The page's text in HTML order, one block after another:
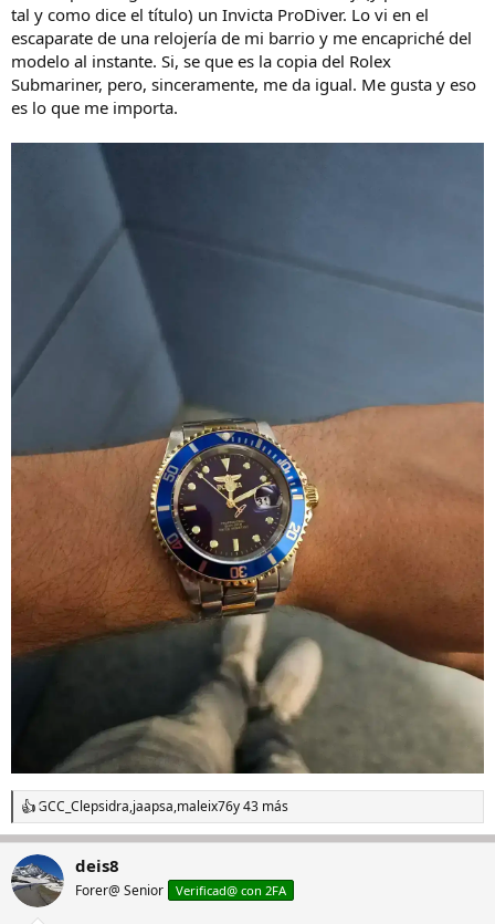
l
o
tal y como dice el título) un Invicta ProDiver. Lo vi en el
escaparate de una relojería de mi barrio y me encapriché del
modelo al instante. Si, se que es la copia del Rolex
Submariner, pero, sinceramente, me da igual. Me gusta y eso
es lo que me importa.
R
e
c
c
i
GCC_Clepsidra,jaapsa,maleix76y 43 más
deis8
Forer@ Senior Verificad@ con 2FA